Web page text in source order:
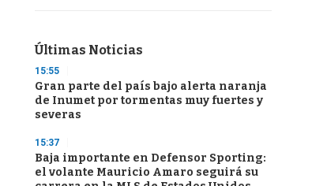
Últimas Noticias
15:55
Gran parte del país bajo alerta naranja
de Inumet por tormentas muy fuertes y
severas
15:37
Baja importante en Defensor Sporting:
el volante Mauricio Amaro seguirá su